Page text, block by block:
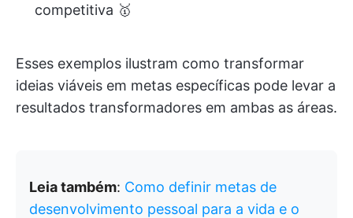
competitiva 🥇
Esses exemplos ilustram como transformar
ideias viáveis em metas específicas pode levar a
resultados transformadores em ambas as áreas.
Leia também: Como definir metas de
desenvolvimento pessoal para a vida e o